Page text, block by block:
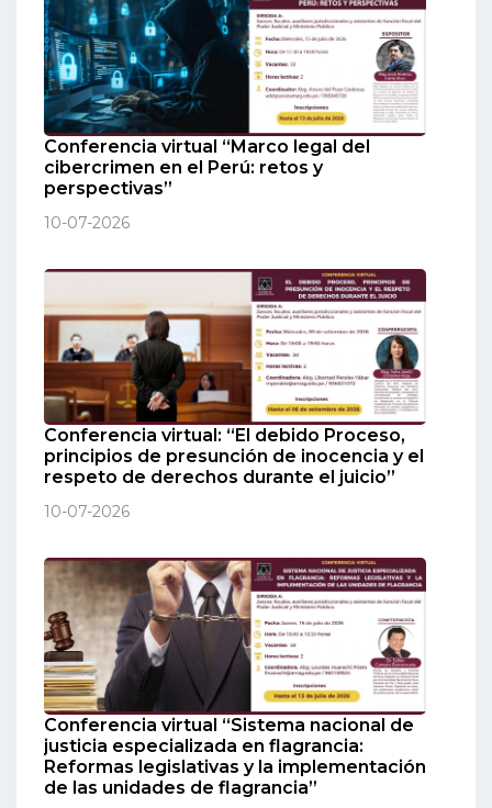
Conferencia virtual “Marco legal del
cibercrimen en el Perú: retos y
perspectivas”
10-07-2026
Conferencia virtual: “El debido Proceso,
principios de presunción de inocencia y el
respeto de derechos durante el juicio”
10-07-2026
Conferencia virtual “Sistema nacional de
justicia especializada en flagrancia:
Reformas legislativas y la implementación
de las unidades de flagrancia”